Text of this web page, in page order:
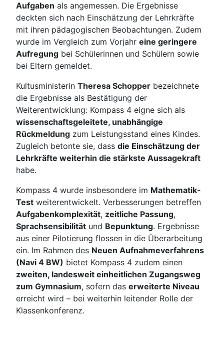
Aufgaben als angemessen. Die Ergebnisse
deckten sich nach Einschätzung der Lehrkräfte
mit ihren pädagogischen Beobachtungen. Zudem
wurde im Vergleich zum Vorjahr eine geringere
Aufregung bei Schülerinnen und Schülern sowie
bei Eltern gemeldet.
Kultusministerin Theresa Schopper bezeichnete
die Ergebnisse als Bestätigung der
Weiterentwicklung: Kompass 4 eigne sich als
wissenschaftsgeleitete, unabhängige
Rückmeldung zum Leistungsstand eines Kindes.
Zugleich betonte sie, dass die Einschätzung der
Lehrkräfte weiterhin die stärkste Aussagekraft
habe.
Kompass 4 wurde insbesondere im Mathematik-
Test weiterentwickelt. Verbesserungen betreffen
Aufgabenkomplexität, zeitliche Passung,
Sprachsensibilität und Bepunktung. Ergebnisse
aus einer Pilotierung flossen in die Überarbeitung
ein. Im Rahmen des Neuen Aufnahmeverfahrens
(Navi 4 BW) bietet Kompass 4 zudem einen
zweiten, landesweit einheitlichen Zugangsweg
zum Gymnasium, sofern das erweiterte Niveau
erreicht wird – bei weiterhin leitender Rolle der
Klassenkonferenz.